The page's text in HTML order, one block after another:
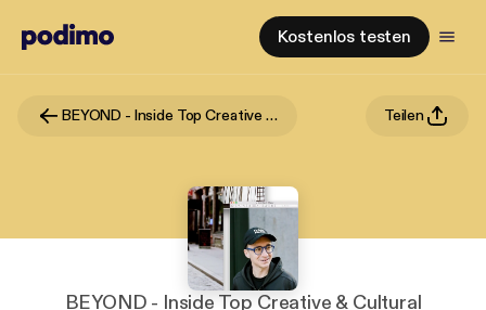
Kostenlos testen
BEYOND - Inside Top Creative & Cultural Entrepreneurs Success Teilen
BEYOND - Inside Top Creative & Cultural